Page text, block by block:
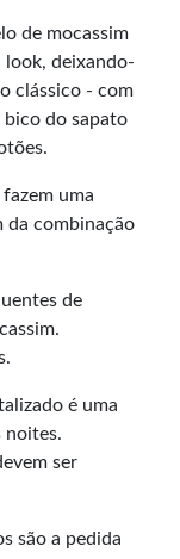
de mocassim
look, deixando-
clássico - com
bico do sapato
uma
da combinação
de
é uma
noites.
ser
são a pedida